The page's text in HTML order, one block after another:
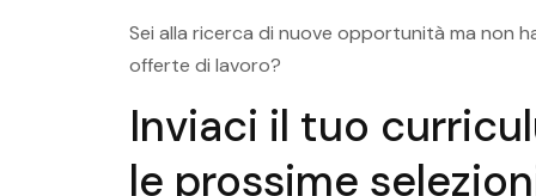
Sei alla ricerca di nuove opportunità ma non
offerte di lavoro?
Inviaci il tuo
le prossime